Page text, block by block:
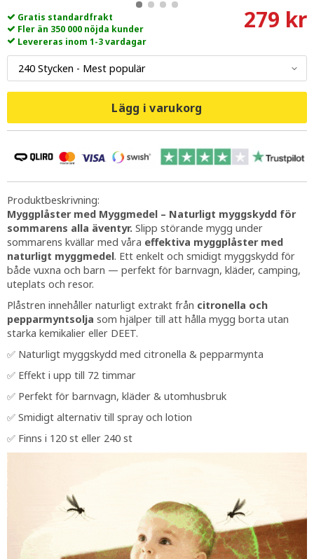
Gratis standardfrakt
Fler än 350 000 nöjda kunder
Levereras inom 1-3 vardagar
279 kr
Lägg i varukorg
Produktbeskrivning:
Myggplåster med Myggmedel – Naturligt myggskydd för
sommarens alla äventyr. Slipp störande mygg under
sommarens kvällar med våra effektiva myggplåster med
naturligt myggmedel. Ett enkelt och smidigt myggskydd för
både vuxna och barn — perfekt för barnvagn, kläder, camping,
uteplats och resor.
Plåstren innehåller naturligt extrakt från citronella och
pepparmyntsolja som hjälper till att hålla mygg borta utan
starka kemikalier eller DEET.
✅ Naturligt myggskydd med citronella & pepparmynta
✅ Effekt i upp till 72 timmar
✅ Perfekt för barnvagn, kläder & utomhusbruk
✅ Smidigt alternativ till spray och lotion
✅ Finns i 120 st eller 240 st